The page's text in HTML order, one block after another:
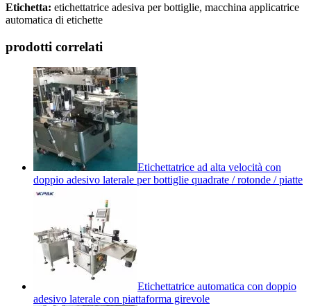
Etichetta: etichettatrice adesiva per bottiglie, macchina applicatrice
automatica di etichette
prodotti correlati
Etichettatrice ad alta velocità con
doppio adesivo laterale per bottiglie quadrate / rotonde / piatte
Etichettatrice automatica con doppio
adesivo laterale con piattaforma girevole